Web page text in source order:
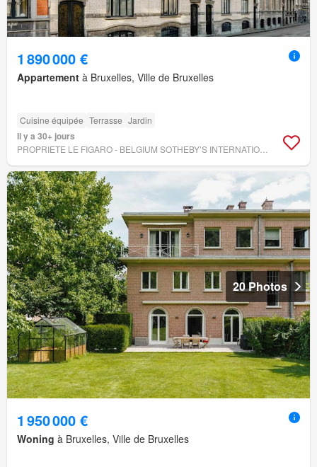
1 890 000 €
Appartement à Bruxelles, Ville de Bruxelles
Cuisine équipée Terrasse Jardin
Il y a 30+ jours
20 Photos
1 950 000 €
Woning à Bruxelles, Ville de Bruxelles